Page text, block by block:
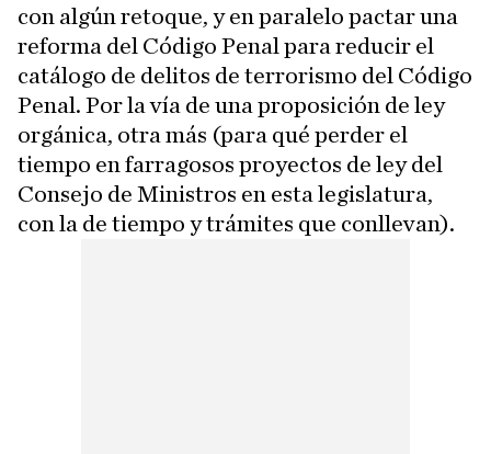
con algún retoque, y en paralelo pactar una
reforma del Código Penal para reducir el
catálogo de delitos de terrorismo del Código
Penal. Por la vía de una proposición de ley
orgánica, otra más (para qué perder el
tiempo en farragosos proyectos de ley del
Consejo de Ministros en esta legislatura,
con la de tiempo y trámites que conllevan).